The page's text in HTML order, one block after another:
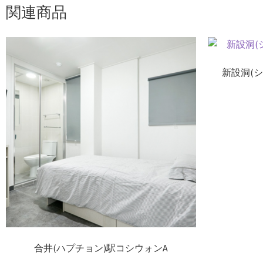
関連商品
合井(ハプチョン)駅コシウォンA
新設洞(